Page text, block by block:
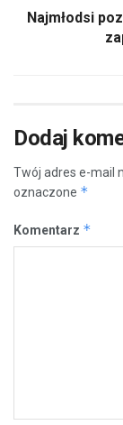
Najmłodsi
Dodaj
Twój adres e-mail
oznaczone *
Komentarz *